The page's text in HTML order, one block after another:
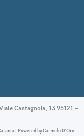
Castagnola, 13 95121 –
| Powered by Carmelo D'Oro